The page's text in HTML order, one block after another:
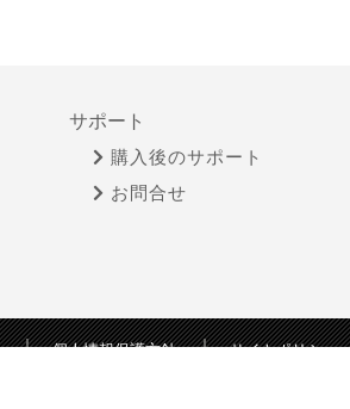
サポート
購入後のサポート
お問合せ
個人情報保護方針 サイトポリシー